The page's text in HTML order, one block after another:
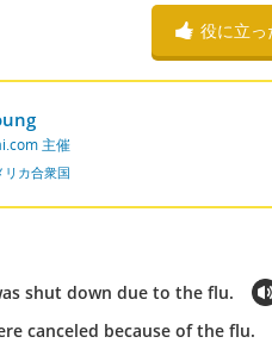
役に立っ
主催
リカ合衆国
shut down due to the flu.
canceled because of the flu.